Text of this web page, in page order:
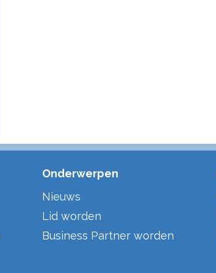
Onderwerpen
Nieuws
Lid worden
Business Partner worden